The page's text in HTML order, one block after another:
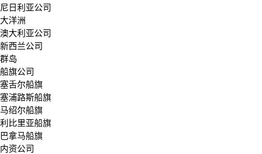
尼日利亚公司
大洋洲
澳大利亚公司
新西兰公司
群岛
船旗公司
塞舌尔船旗
塞浦路斯船旗
马绍尔船旗
利比里亚船旗
巴拿马船旗
内资公司